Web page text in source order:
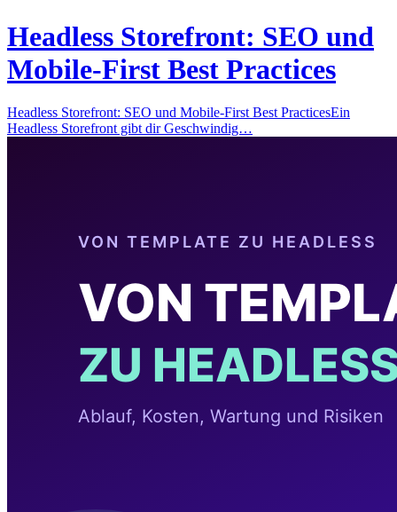
Headless Storefront: SEO und
Mobile-First Best Practices
Headless Storefront: SEO und Mobile-First Best PracticesEin
Headless Storefront gibt dir Geschwindig…